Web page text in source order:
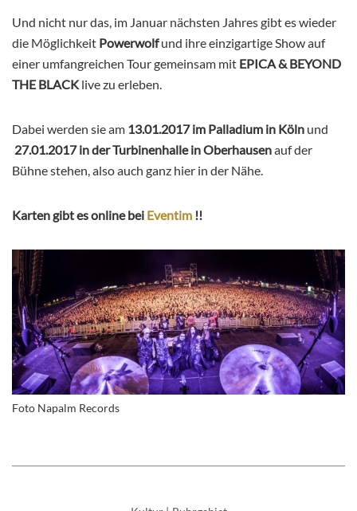
Und nicht nur das, im Januar nächsten Jahres gibt es wieder
die Möglichkeit Powerwolfund ihre einzigartige Show auf
einer umfangreichen Tour gemeinsam mit EPICA & BEYOND
THE BLACKlive zu erleben.
Dabei werden sie am 13.01.2017 im Palladium in Köln und
27.01.2017 in der Turbinenhalle in Oberhausenauf der
Bühne stehen, also auch ganz hier in der Nähe.
Karten gibt es online bei Eventim !!
Foto Napalm Records